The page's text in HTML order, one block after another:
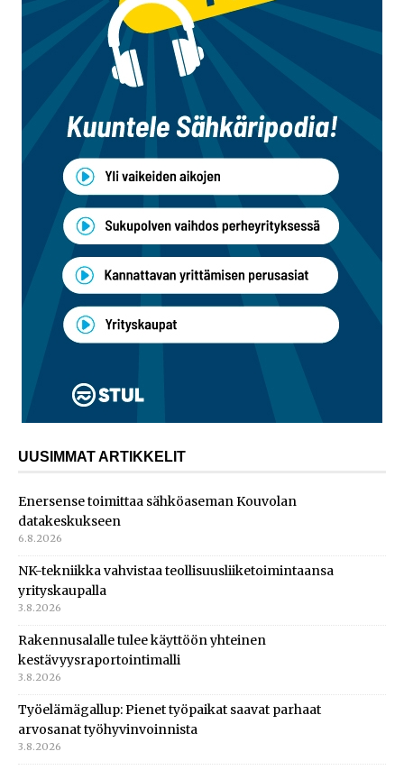
UUSIMMAT ARTIKKELIT
Enersense toimittaa sähköaseman Kouvolan
datakeskukseen
6.8.2026
NK-tekniikka vahvistaa teollisuusliiketoimintaansa
yrityskaupalla
3.8.2026
Rakennusalalle tulee käyttöön yhteinen
kestävyysraportointimalli
3.8.2026
Työelämägallup: Pienet työpaikat saavat parhaat
arvosanat työhyvinvoinnista
3.8.2026